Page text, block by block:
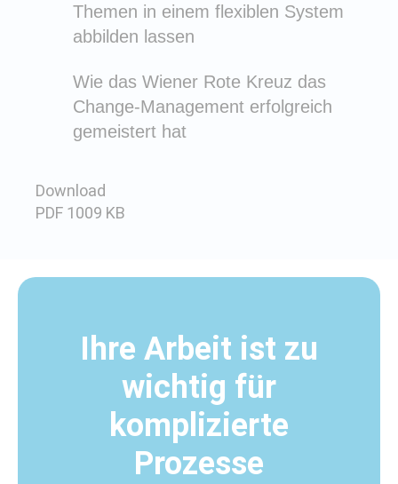
Themen in einem flexiblen System
abbilden lassen
Wie das Wiener Rote Kreuz das
Change-Management erfolgreich
gemeistert hat
Download
PDF 1009 KB
Ihre Arbeit ist zu
wichtig für
komplizierte
Prozesse